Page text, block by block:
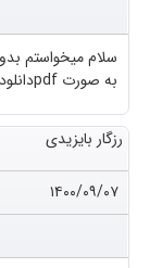
به صورت pdfدانلود کنم؟
رزگار بایزیدی
۱۴۰۰/۰۹/۰۷